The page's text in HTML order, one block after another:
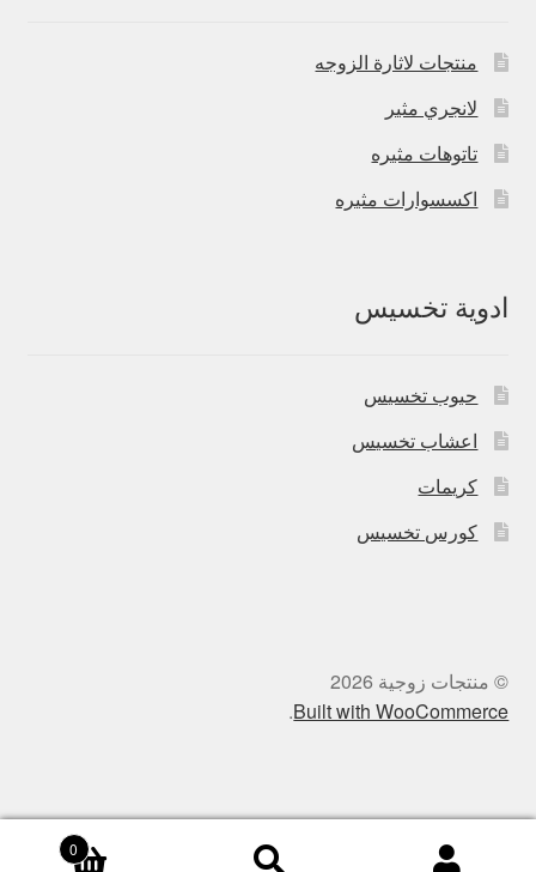
منتجات لاثارة الزوجه
لانجري مثير
تاتوهات مثيره
اكسسوارات مثيره
ادوية تخسيس
حبوب تخسيس
اعشاب تخسيس
كريمات
كورس تخسيس
© منتجات زوجية 2026
Built with WooCommerce
.
0